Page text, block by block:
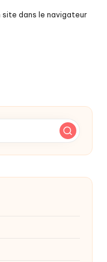
site dans le navigateur